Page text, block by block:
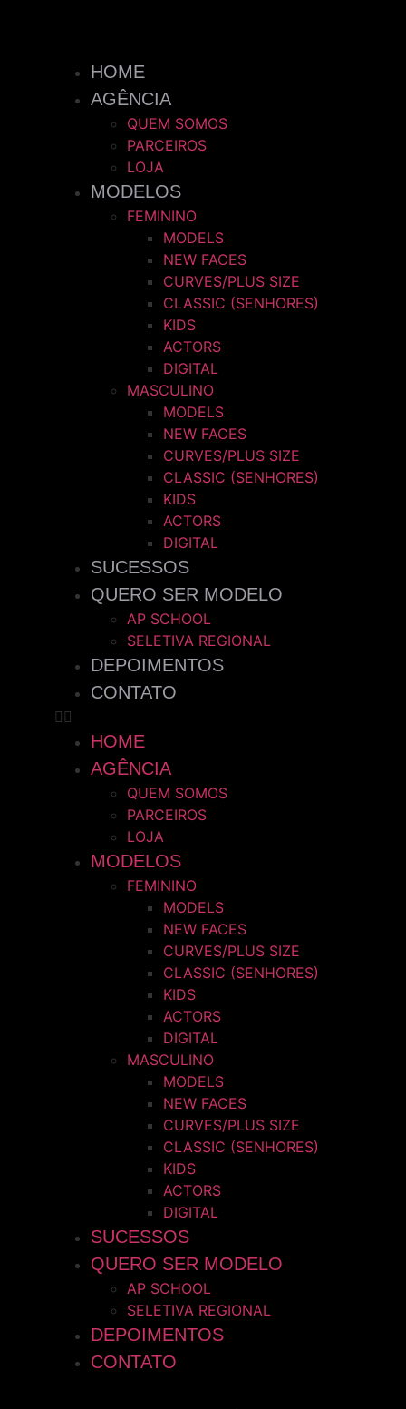
HOME
AGÊNCIA
QUEM SOMOS
PARCEIROS
LOJA
MODELOS
FEMININO
MODELS
NEW FACES
CURVES/PLUS SIZE
CLASSIC (SENHORES)
KIDS
ACTORS
DIGITAL
MASCULINO
MODELS
NEW FACES
CURVES/PLUS SIZE
CLASSIC (SENHORES)
KIDS
ACTORS
DIGITAL
SUCESSOS
QUERO SER MODELO
AP SCHOOL
SELETIVA REGIONAL
DEPOIMENTOS
CONTATO
HOME
AGÊNCIA
QUEM SOMOS
PARCEIROS
LOJA
MODELOS
FEMININO
MODELS
NEW FACES
CURVES/PLUS SIZE
CLASSIC (SENHORES)
KIDS
ACTORS
DIGITAL
MASCULINO
MODELS
NEW FACES
CURVES/PLUS SIZE
CLASSIC (SENHORES)
KIDS
ACTORS
DIGITAL
SUCESSOS
QUERO SER MODELO
AP SCHOOL
SELETIVA REGIONAL
DEPOIMENTOS
CONTATO